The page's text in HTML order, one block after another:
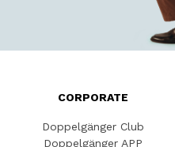
CORPORATE
Doppelgänger Club
Doppelgänger APP